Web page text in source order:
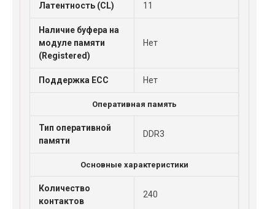
Латентность (CL) 11
Наличие буфера на
модуле памяти
(Registered)
Нет
Поддержка ECC Нет
Оперативная память
Тип оперативной
памяти
DDR3
Основные характеристики
Количество
контактов
240